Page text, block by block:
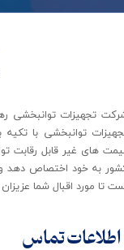
اطلاعات تماس
توانبخشی با تکیه
های غیر قابل رقابت
به خود اختصاص دهد و
تا مورد اقبال شما